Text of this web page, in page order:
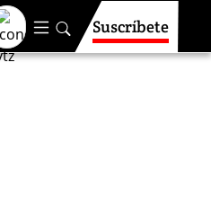
Suscríbete